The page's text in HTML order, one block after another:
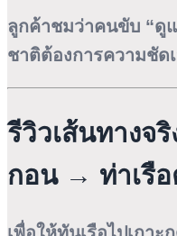
ลูกค้าชมว่าคนขับ “ดู
ชาติต้องการความชัด
รีวิวเส้นทางจ
กอน → ท่าเรือ